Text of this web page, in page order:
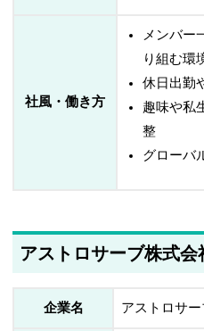
社風・働き方
メンバー
り組む環
休日出勤
趣味や私
整
グローバ
アストロサーブ株式会
企業名 アストロサ